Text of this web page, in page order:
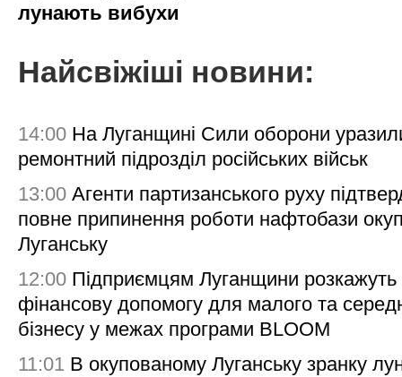
лунають вибухи
Найсвіжіші новини:
14:00 На Луганщині Сили оборони
ремонтний підрозділ російських військ
13:00 Агенти партизанського руху
повне припинення роботи нафтобази
Луганську
12:00 Підприємцям Луганщини розкажуть
фінансову допомогу для малого та
бізнесу у межах програми BLOOM
11:01 В окупованому Луганську зранку